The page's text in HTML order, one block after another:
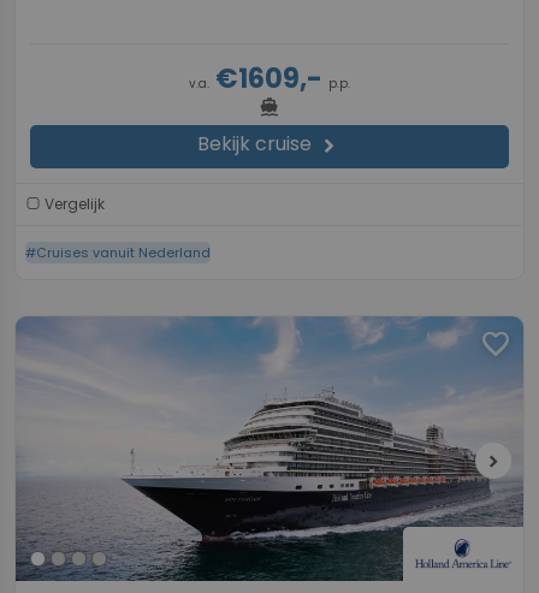
v.a. €1609,- p.p.
directions_boat
Bekijk cruise chevron_right
Vergelijk
#Cruises vanuit Nederland
favorite
chevron_right